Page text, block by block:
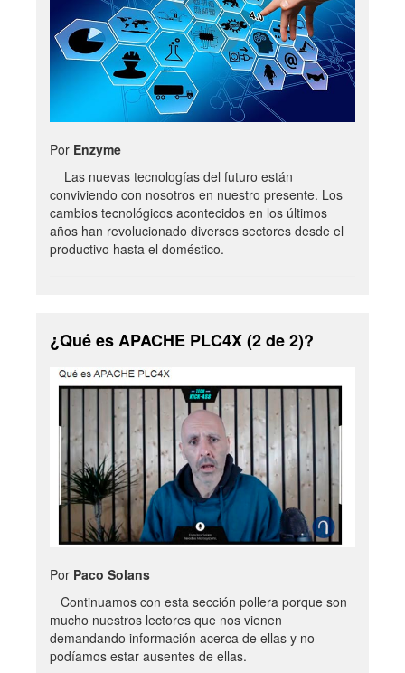
Por Enzyme
Las nuevas tecnologías del futuro están
conviviendo con nosotros en nuestro presente. Los
cambios tecnológicos acontecidos en los últimos
años han revolucionado diversos sectores desde el
productivo hasta el doméstico.
¿Qué es APACHE PLC4X (2 de 2)?
Por Paco Solans
Continuamos con esta sección pollera porque son
mucho nuestros lectores que nos vienen
demandando información acerca de ellas y no
podíamos estar ausentes de ellas.